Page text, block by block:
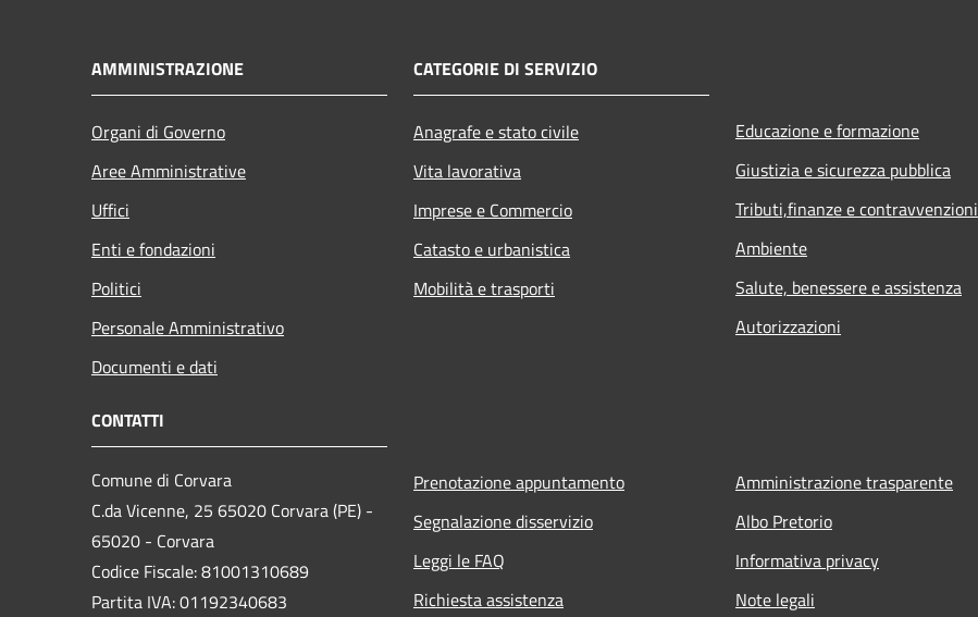
AMMINISTRAZIONE
Organi di Governo
Aree Amministrative
Uffici
Enti e fondazioni
Politici
Personale Amministrativo
Documenti e dati
CATEGORIE DI SERVIZIO
Anagrafe e stato civile
Vita lavorativa
Imprese e Commercio
Catasto e urbanistica
Mobilità e trasporti
Educazione e formazione
Giustizia e sicurezza pubblica
Tributi,finanze e contravvenzioni
Ambiente
Salute, benessere e assistenza
Autorizzazioni
CONTATTI
Comune di Corvara
C.da Vicenne, 25 65020 Corvara (PE) -
65020 - Corvara
Codice Fiscale: 81001310689
Partita IVA: 01192340683
Prenotazione appuntamento
Segnalazione disservizio
Leggi le FAQ
Richiesta assistenza
Amministrazione trasparente
Albo Pretorio
Informativa privacy
Note legali